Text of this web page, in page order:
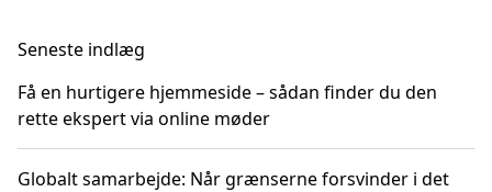
Seneste indlæg
Få en hurtigere hjemmeside – sådan finder du den
rette ekspert via online møder
Globalt samarbejde: Når grænserne forsvinder i det